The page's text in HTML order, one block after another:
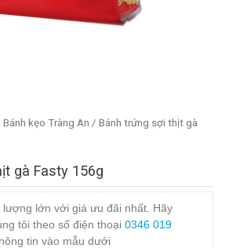
Bánh kẹo Tràng An / Bánh trứng sợi thịt gà
gà Fasty 156g
lớn với giá ưu đãi nhất. Hãy
tôi theo số điện thoại 0346 019
tin vào mẫu dưới